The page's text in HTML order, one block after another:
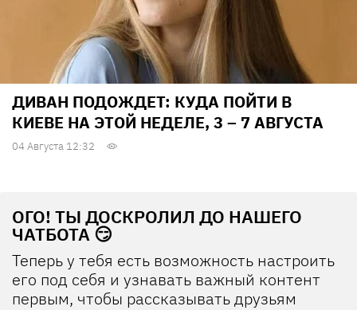
ДИВАН ПОДОЖДЕТ: КУДА ПОЙТИ В
КИЕВЕ НА ЭТОЙ НЕДЕЛЕ, 3 – 7 АВГУСТА
04 Августа 12:32
ОГО! ТЫ ДОСКРОЛИЛ ДО НАШЕГО
ЧАТБОТА 😏
Теперь у тебя есть возможность настроить
его под себя и узнавать важный контент
первым, чтобы рассказывать друзьям